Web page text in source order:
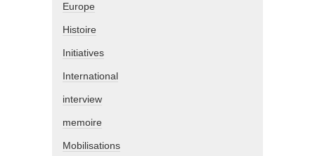
Europe
Histoire
Initiatives
International
interview
memoire
Mobilisations